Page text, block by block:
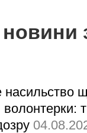
насильство
волонтерки: